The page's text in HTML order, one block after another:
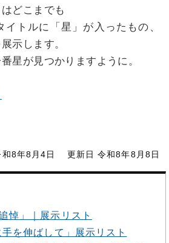
どこまでも
トルに「星」が入ったもの、
示します。
星が見つかりますように。
8年8月4日 更新日 令和8年8月8日
悼」｜展示リスト
を伸ばして」展示リスト